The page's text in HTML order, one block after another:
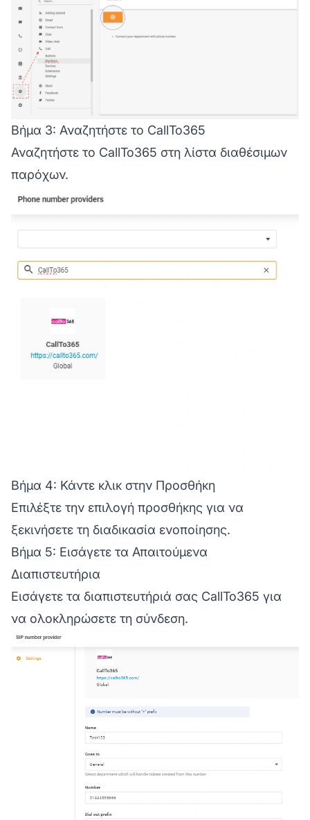
Βήμα 3: Αναζητήστε το CallTo365
Αναζητήστε το CallTo365 στη λίστα διαθέσιμων
παρόχων.
Βήμα 4: Κάντε κλικ στην Προσθήκη
Επιλέξτε την επιλογή προσθήκης για να
ξεκινήσετε τη διαδικασία ενοποίησης.
Βήμα 5: Εισάγετε τα Απαιτούμενα
Διαπιστευτήρια
Εισάγετε τα διαπιστευτήριά σας CallTo365 για
να ολοκληρώσετε τη σύνδεση.